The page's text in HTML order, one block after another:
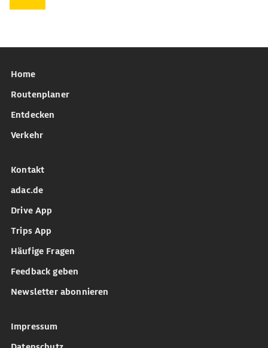
Home
Routenplaner
Entdecken
Verkehr
Kontakt
adac.de
Drive App
Trips App
Häufige Fragen
Feedback geben
Newsletter abonnieren
Impressum